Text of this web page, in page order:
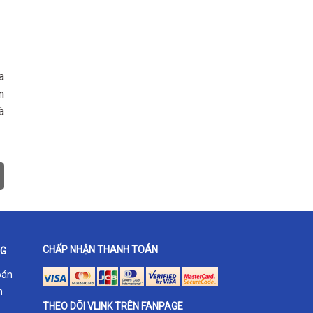
CHẤP NHẬN THANH TOÁN
THEO DÕI VLINK TRÊN FANPAGE